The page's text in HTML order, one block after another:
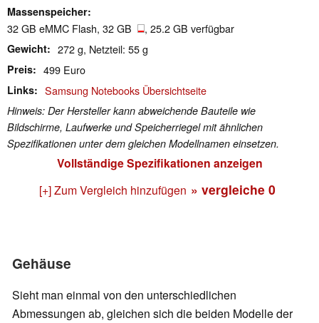
Massenspeicher
32 GB eMMC Flash, 32 GB , 25.2 GB verfügbar
Gewicht 272 g, Netzteil: 55 g
Preis 499 Euro
Links Samsung Notebooks Übersichtseite
Hinweis: Der Hersteller kann abweichende Bauteile wie
Bildschirme, Laufwerke und Speicherriegel mit ähnlichen
Spezifikationen unter dem gleichen Modellnamen einsetzen.
Vollständige Spezifikationen anzeigen
[+] Zum Vergleich hinzufügen » vergleiche 0
Gehäuse
Sieht man einmal von den unterschiedlichen
Abmessungen ab, gleichen sich die beiden Modelle der